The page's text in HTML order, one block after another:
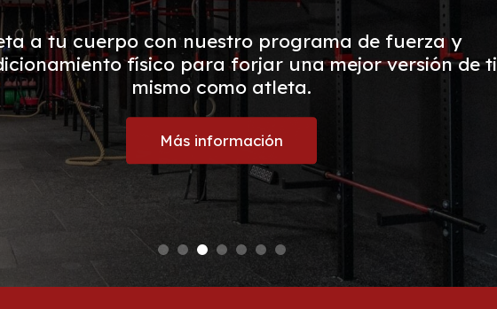
a tu cuerpo con nuestro programa de fuerza y
físico para forjar una mejor versión de ti
mismo como atleta.
Más información